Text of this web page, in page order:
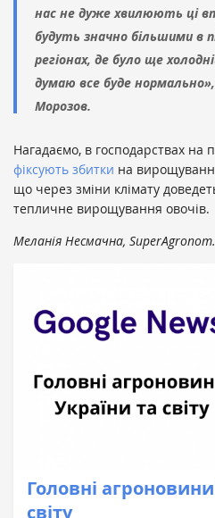
нас не дуже хвилюють ці
будуть значно більшими в
регіонах, де було ще
думаю все буде
Морозов.
Нагадаємо, в господарствах на
фіксують збитки на
що через зміни клімату
тепличне вирощування овочів.
Меланія Несмачна,
Головні
світу